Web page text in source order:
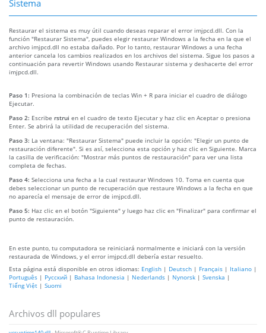
Sistema
Restaurar el sistema es muy útil cuando deseas reparar el error imjpcd.dll. Con la
función "Restaurar Sistema", puedes elegir restaurar Windows a la fecha en la que el
archivo imjpcd.dll no estaba dañado. Por lo tanto, restaurar Windows a una fecha
anterior cancela los cambios realizados en los archivos del sistema. Sigue los pasos a
continuación para revertir Windows usando Restaurar sistema y deshacerte del error
imjpcd.dll.
Paso 1: Presiona la combinación de teclas Win + R para iniciar el cuadro de diálogo
Ejecutar.
Paso 2: Escribe rstrui en el cuadro de texto Ejecutar y haz clic en Aceptar o presiona
Enter. Se abrirá la utilidad de recuperación del sistema.
Paso 3: La ventana: "Restaurar Sistema" puede incluir la opción: "Elegir un punto de
restauración diferente". Si es así, selecciona esta opción y haz clic en Siguiente. Marca
la casilla de verificación: "Mostrar más puntos de restauración" para ver una lista
completa de fechas.
Paso 4: Selecciona una fecha a la cual restaurar Windows 10. Toma en cuenta que
debes seleccionar un punto de recuperación que restaure Windows a la fecha en que
no aparecía el mensaje de error de imjpcd.dll.
Paso 5: Haz clic en el botón "Siguiente" y luego haz clic en "Finalizar" para confirmar el
punto de restauración.
En este punto, tu computadora se reiniciará normalmente e iniciará con la versión
restaurada de Windows, y el error imjpcd.dll debería estar resuelto.
Esta página está disponible en otros idiomas: English | Deutsch | Français | Italiano |
Português | Русский | Bahasa Indonesia | Nederlands | Nynorsk | Svenska |
Tiếng Việt | Suomi
Archivos dll populares